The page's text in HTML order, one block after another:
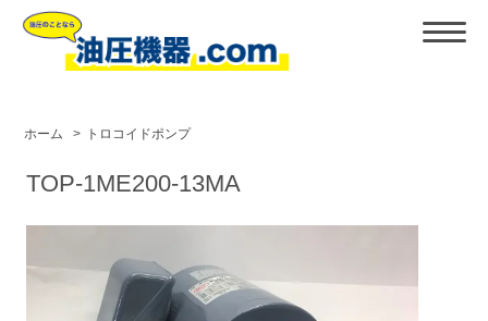
ホーム > トロコイドポンプ
TOP-1ME200-13MA